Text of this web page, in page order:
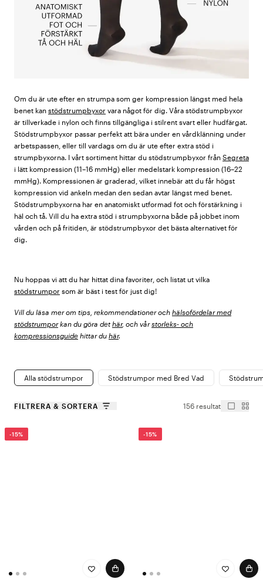
Om du är ute efter en strumpa som ger kompression längst med hela
benet kan stödstrumpbyxor vara något för dig. Våra stödstrumpbyxor
är tillverkade i nylon och finns tillgängliga i stilrent svart eller hudfärgat.
Stödstrumpbyxor passar perfekt att bära under en vårdklänning under
arbetspassen, eller till vardags om du är ute efter extra stöd i
strumpbyxorna. I vårt sortiment hittar du stödstrumpbyxor från Segreta
i lätt kompression (11–16 mmHg) eller medelstark kompression (16–22
mmHg). Kompressionen är graderad, vilket innebär att du får högst
kompression vid ankeln medan den sedan avtar längst med benet.
Stödstrumpbyxorna har en anatomiskt utformad fot och förstärkning i
häl och tå. Vill du ha extra stöd i strumpbyxorna både på jobbet inom
vården och på fritiden, är stödstrumpbyxor det bästa alternativet för
dig.
Nu hoppas vi att du har hittat dina favoriter, och listat ut vilka
stödstrumpor som är bäst i test för just dig!
Vill du läsa mer om tips, rekommendationer och hälsofördelar med
stödstrumporkan du göra det här, och vår storleks- och
kompressionsguide hittar du här.
Alla stödstrumpor Stödstrumpor med Bred Vad
FILTRERA & SORTERA 156 resultat
-15% -15%